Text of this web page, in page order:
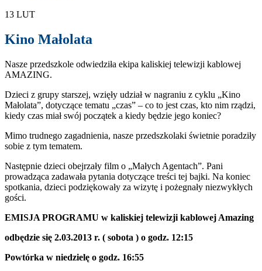
13 LUT
Kino Małolata
Nasze przedszkole odwiedziła ekipa kaliskiej telewizji kablowej
AMAZING.
Dzieci z grupy starszej, wzięły udział w nagraniu z cyklu „Kino
Małolata”, dotyczące tematu „czas” – co to jest czas, kto nim rządzi,
kiedy czas miał swój początek a kiedy będzie jego koniec?
Mimo trudnego zagadnienia, nasze przedszkolaki świetnie poradziły
sobie z tym tematem.
Następnie dzieci obejrzały film o „Małych Agentach”. Pani
prowadząca zadawała pytania dotyczące treści tej bajki. Na koniec
spotkania, dzieci podziękowały za wizytę i pożegnały niezwykłych
gości.
EMISJA PROGRAMU w kaliskiej telewizji kablowej Amazing
odbędzie się 2.03.2013 r. ( sobota ) o godz. 12:15
Powtórka w niedzielę o godz. 16:55